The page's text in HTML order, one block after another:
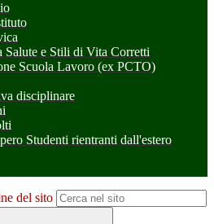
Salute e Stili di Vita Corretti
Scuola Lavoro (ex PCTO)
disciplinare
Studenti rientranti dall'estero
del sito